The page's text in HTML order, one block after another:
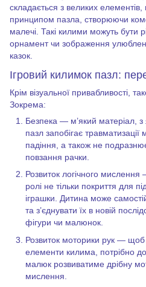
складається з великих
принципом пазла, створюючи
малечі. Такі килими можуть бути
орнамент чи зображення
казок.
Ігровий килимок пазл:
Крім візуальної привабливості,
Зокрема:
Безпека — м’який матеріал, з
пазл запобігає
падіння, а також не
повзання рачки.
Розвиток логічного
ролі не тільки покриття для
іграшки. Дитина може
та з’єднувати їх в новій
фігури чи малюнок.
Розвиток моторики рук — щоб
елементи килима, потрібно
малюк розвиватиме дрібну
мислення.